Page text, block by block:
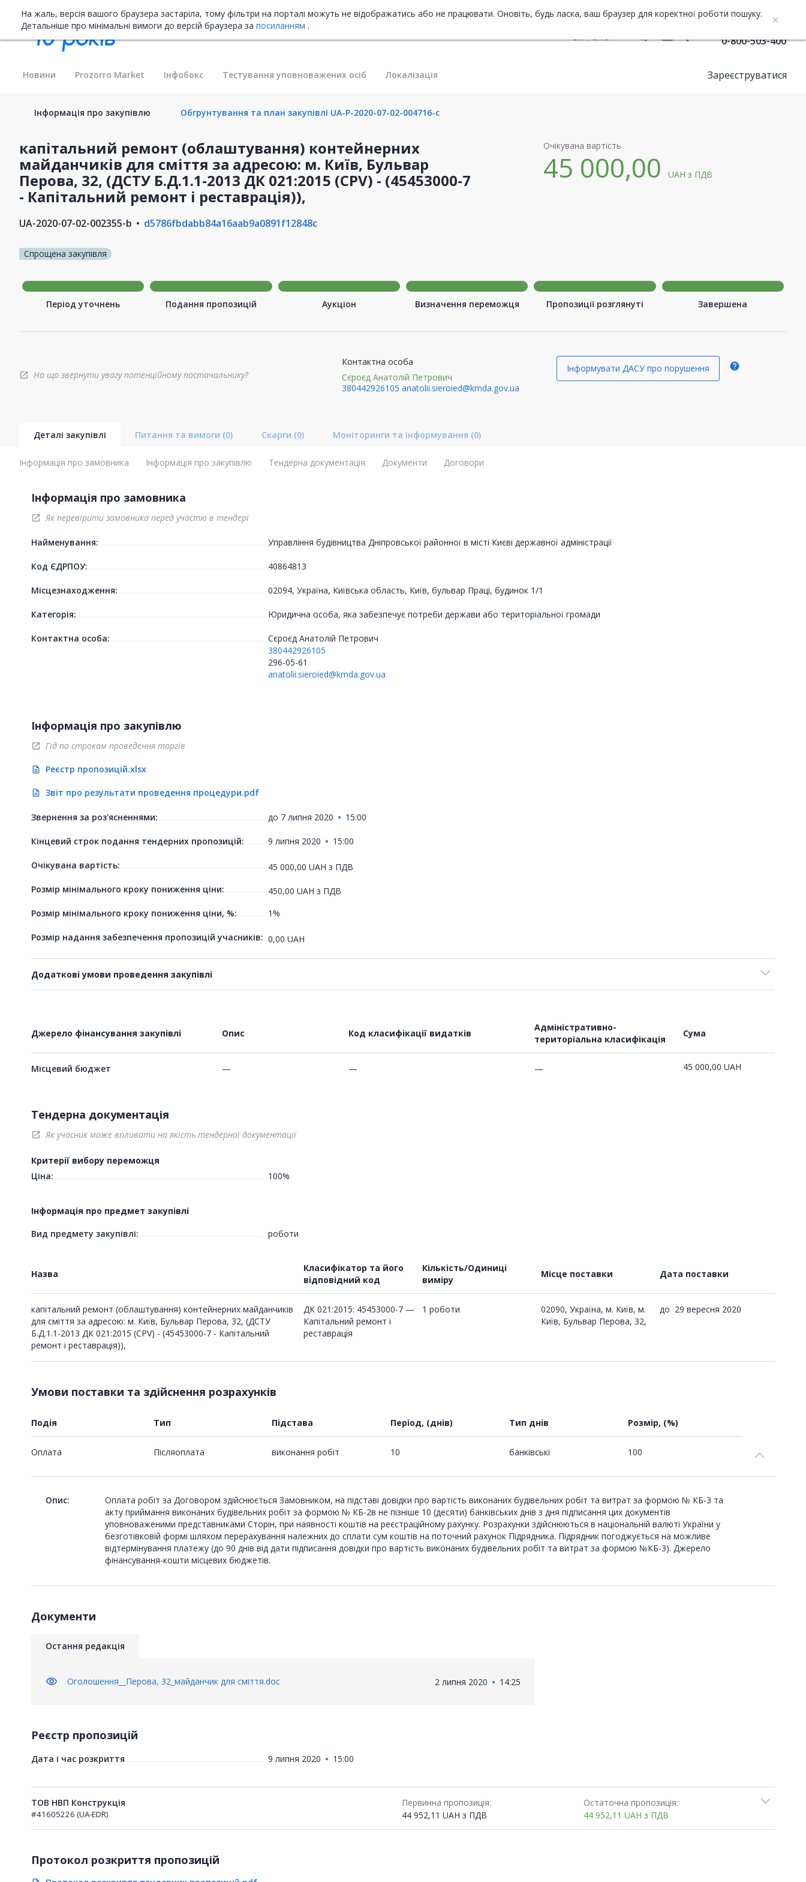
На жаль, версія вашого браузера застаріла, тому фільтри на порталі можуть не відображатись або не працювати. Оновіть, будь ласка, ваш браузер для коректної роботи пошуку.
Детальніше про мінімальні вимоги до версій браузера за посиланням .
UA
ENG 0-800-503-400
Новини Prozorro Market Інфобокс Тестування уповноважених осіб Локалізація Зареєструватися
Інформація про закупівлю Обгрунтування та план закупівлі UA-P-2020-07-02-004716-c
капітальний ремонт (облаштування) контейнерних
майданчиків для сміття за адресою: м. Київ, Бульвар
Перова, 32, (ДСТУ Б.Д.1.1-2013 ДК 021:2015 (CPV) - (45453000-7
- Капітальний ремонт і реставрація)),
UA-2020-07-02-002355-b d5786fbdabb84a16aab9a0891f12848c
Спрощена закупівля
Очікувана вартість
45 000,00UAHз ПДВ
Період уточнень Подання пропозицій Аукціон Визначення переможця Пропозиції розглянуті Завершена
open_in_new На що звернути увагу потенційному постачальнику?
Контактна особа
Сєроєд Анатолій Петрович
380442926105 anatolii.sieroied@kmda.gov.ua
Інформувати ДАСУ про порушення help
Деталі закупівлі Питання та вимоги (0) Скарги (0) Моніторинги та інформування (0)
Інформація про замовника Інформація про закупівлю Тендерна документація Документи Договори
Інформація про замовника
open_in_new Як перевірити замовника перед участю в тендері
Найменування: Управління будівництва Дніпровської районної в місті Києві державної адміністрації
Код ЄДРПОУ: 40864813
Місцезнаходження: 02094, Україна, Київська область, Київ, бульвар Праці, будинок 1/1
Категорія: Юридична особа, яка забезпечує потреби держави або територіальної громади
Контактна особа:
Сєроєд Анатолій Петрович
380442926105
296-05-61
anatolii.sieroied@kmda.gov.ua
Інформація про закупівлю
open_in_new Гід по строкам проведення торгів
description Реєстр пропозицій.xlsx
description Звіт про результати проведення процедури.pdf
Звернення за роз'ясненнями: до 7 липня 2020 15:00
Кінцевий строк подання тендерних пропозицій: 9 липня 2020 15:00
Очікувана вартість: 45 000,00 UAH з ПДВ
Розмір мінімального кроку пониження ціни:
450,00 UAH з ПДВ
Розмір мінімального кроку пониження ціни, %:
1%
Розмір надання забезпечення пропозицій учасників: 0,00 UAH
Додаткові умови проведення закупівлі
Джерело фінансування закупівлі Опис Код класифікації видатків
Адміністративно-
територіальна класифікація
Сума
Місцевий бюджет — — — 45 000,00 UAH
Тендерна документація
open_in_new Як учасник може впливати на якість тендерної документації
Критерії вибору переможця
Ціна:
100%
Інформація про предмет закупівлі
Вид предмету закупівлі:
роботи
Назва
Класифікатор та його
відповідний код
Кількість/Одиниці
виміру
Місце поставки Дата поставки
капітальний ремонт (облаштування) контейнерних майданчиків
для сміття за адресою: м. Київ, Бульвар Перова, 32, (ДСТУ
Б.Д.1.1-2013 ДК 021:2015 (CPV) - (45453000-7 - Капітальний
ремонт і реставрація)),
ДК 021:2015: 45453000-7 —
Капітальний ремонт і
реставрація
1 роботи
02090, Україна, м. Київ, м.
Київ, Бульвар Перова, 32,
до 29 вересня 2020
Умови поставки та здійснення розрахунків
Подія Тип Підстава Період, (днів) Тип днів Розмір, (%)
Оплата Пiсляоплата виконання робіт 10 банківські 100
Опис:
Оплата робіт за Договором здійснюється Замовником, на підставі довідки про вартість виконаних будівельних робіт та витрат за формою № КБ-3 та
акту приймання виконаних будівельних робіт за формою № КБ-2в не пізніше 10 (десяти) банківських днів з дня підписання цих документів
уповноваженими представниками Сторін, при наявності коштів на реєстраційному рахунку. Розрахунки здійснюються в національній валюті України у
безготівковій формі шляхом перерахування належних до сплати сум коштів на поточний рахунок Підрядника. Підрядник погоджується на можливе
відтермінування платежу (до 90 днів від дати підписання довідки про вартість виконаних будівельних робіт та витрат за формою №КБ-3). Джерело
фінансування-кошти місцевих бюджетів.
Документи
Остання редакція
visibility Оголошення__Перова, 32_майданчик для сміття.doc 2 липня 2020 14:25
Реєстр пропозицій
Дата і час розкриття 9 липня 2020 15:00
ТОВ НВП Конструкція
#41605226 (UA-EDR)
Первинна пропозиція:
44 952,11 UAH з ПДВ
Остаточна пропозиція:
44 952,11UAHз ПДВ
Протокол розкриття пропозицій